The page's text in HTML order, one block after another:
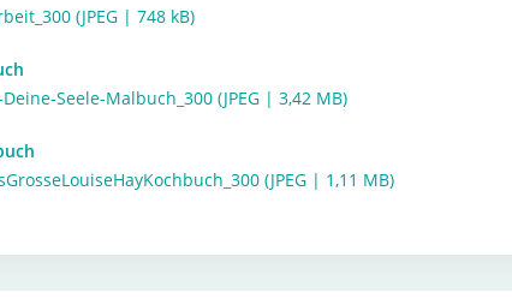
(JPEG | 748 kB)
Seele-Malbuch_300 (JPEG | 3,42 MB)
(JPEG | 1,11 MB)